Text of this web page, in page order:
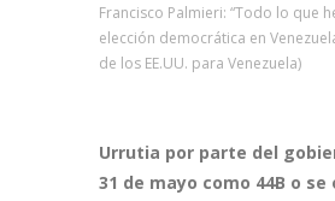
Francisco Palmieri: “Todo lo que
elección democrática en
de los EE.UU. para Venezuela)
Urrutia por parte del
31 de mayo como 44B o